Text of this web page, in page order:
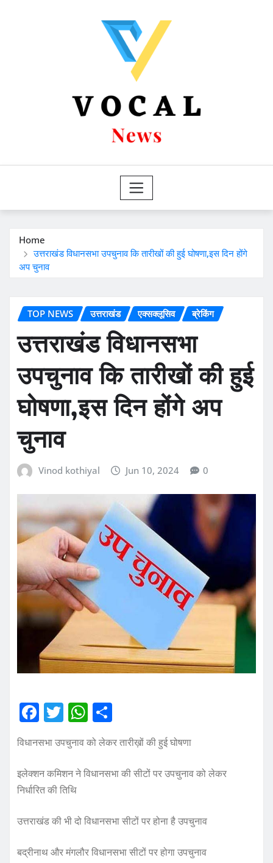
Home
उत्तराखंड विधानसभा उपचुनाव कि तारीखों की हुई घोषणा,इस दिन होंगे
अप चुनाव
TOP NEWS उत्तराखंड एक्सक्लूसिव ब्रेकिंग
उत्तराखंड विधानसभा
उपचुनाव कि तारीखों की हुई
घोषणा,इस दिन होंगे अप
चुनाव
Vinod kothiyal Jun 10, 2024 0
F
c
e
b
o
o
k
T
it
te
r
W
h
at
s
p
p
a
re
विधानसभा उपचुनाव को लेकर तारीख़ों की हुई घोषणा
इलेक्शन कमिशन ने विधानसभा की सीटों पर उपचुनाव को लेकर
निर्धारित की तिथि
उत्तराखंड की भी दो विधानसभा सीटों पर होना है उपचुनाव
बद्रीनाथ और मंगलौर विधानसभा सीटों पर होगा उपचुनाव